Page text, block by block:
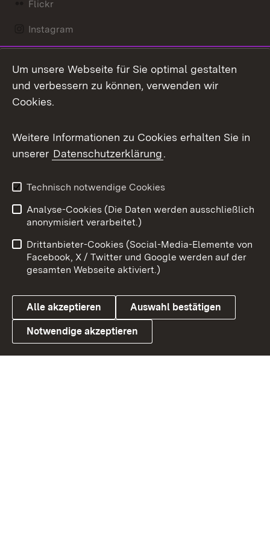
Flickr
Instagram
Mastodon
Messenger
Social Wall
X / Twitter
Youtube
Link zum Landesportal
Benutzungshinweise
Barrierefreiheit
Datenschutz
Cookies
Um unsere Webseite für Sie optimal gestalten
und verbessern zu können, verwenden wir
Cookies.
Weitere Informationen zu Cookies erhalten Sie in
unserer Datenschutzerklärung.
Technisch notwendige Cookies
Analyse-Cookies (Die Daten werden ausschließlich
anonymisiert verarbeitet.)
Drittanbieter-Cookies (Social-Media-Elemente von
Facebook, X / Twitter und Google werden auf der
gesamten Webseite aktiviert.)
Alle akzeptieren Auswahl bestätigen
Notwendige akzeptieren